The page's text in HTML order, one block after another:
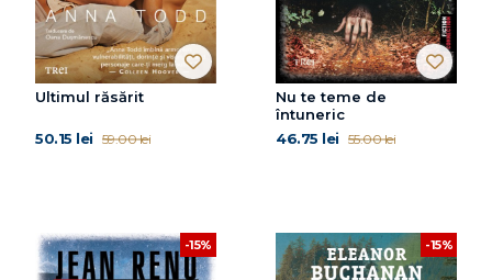
Ultimul răsărit
50.15 lei 59.00 lei
Nu te teme de
întuneric
46.75 lei 55.00 lei
-15% -15%